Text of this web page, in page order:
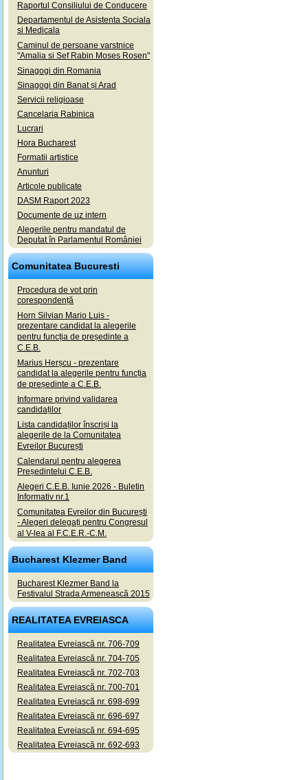
Raportul Consiliului de Conducere
Departamentul de Asistenta Sociala
si Medicala
Caminul de persoane varstnice
"Amalia si Sef Rabin Moses Rosen"
Sinagogi din Romania
Sinagogi din Banat și Arad
Servicii religioase
Cancelaria Rabinica
Lucrari
Hora Bucharest
Formatii artistice
Anunturi
Articole publicate
DASM Raport 2023
Documente de uz intern
Alegerile pentru mandatul de
Deputat în Parlamentul României
Comunitatea Bucuresti
Procedura de vot prin
corespondență
Horn Silvian Mario Luis -
prezentare candidat la alegerile
pentru funcția de președinte a
C.E.B.
Marius Herșcu - prezentare
candidat la alegerile pentru funcția
de președinte a C.E.B.
Informare privind validarea
candidaților
Lista candidaților înscriși la
alegerile de la Comunitatea
Evreilor București
Calendarul pentru alegerea
Președintelui C.E.B.
Alegeri C.E.B. Iunie 2026 - Buletin
Informativ nr.1
Comunitatea Evreilor din București
- Alegeri delegați pentru Congresul
al V-lea al F.C.E.R.-C.M.
Bucharest Klezmer Band
Bucharest Klezmer Band la
Festivalul Strada Armenească 2015
REALITATEA EVREIASCA
Realitatea Evreiască nr. 706-709
Realitatea Evreiască nr. 704-705
Realitatea Evreiască nr. 702-703
Realitatea Evreiască nr. 700-701
Realitatea Evreiască nr. 698-699
Realitatea Evreiască nr. 696-697
Realitatea Evreiască nr. 694-695
Realitatea Evreiască nr. 692-693